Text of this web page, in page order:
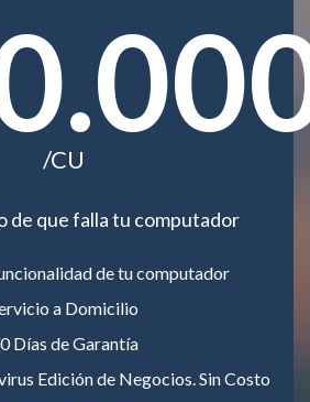
/CU
de que falla tu computador
de tu computador
a Domicilio
Días de Garantía
Edición de Negocios. Sin Costo